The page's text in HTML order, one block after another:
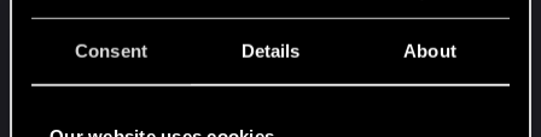
Consent Details About
GWENT bei dem offiziellen Release ohnehin
schon Geld kosten soll. Ich wäre natürlich auch